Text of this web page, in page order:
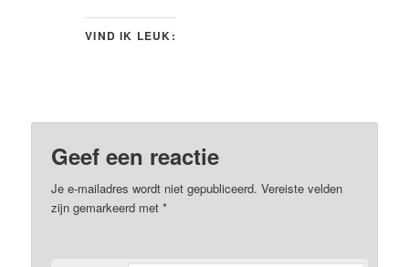
VIND IK LEUK:
Geef een reactie
Je e-mailadres wordt niet gepubliceerd. Vereiste velden
zijn gemarkeerd met*